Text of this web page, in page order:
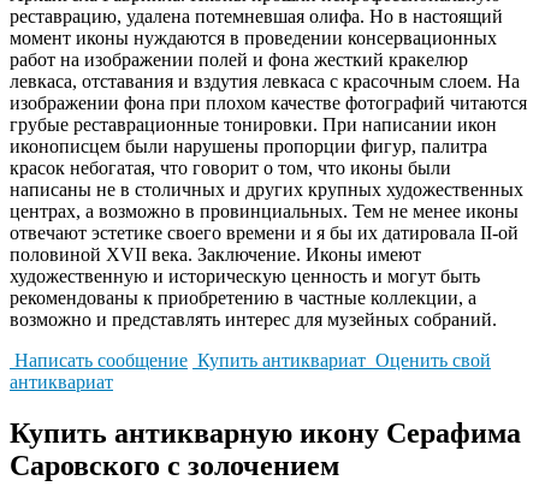
реставрацию, удалена потемневшая олифа. Но в настоящий
момент иконы нуждаются в проведении консервационных
работ на изображении полей и фона жесткий кракелюр
левкаса, отставания и вздутия левкаса с красочным слоем. На
изображении фона при плохом качестве фотографий читаются
грубые реставрационные тонировки. При написании икон
иконописцем были нарушены пропорции фигур, палитра
красок небогатая, что говорит о том, что иконы были
написаны не в столичных и других крупных художественных
центрах, а возможно в провинциальных. Тем не менее иконы
отвечают эстетике своего времени и я бы их датировала II-ой
половиной XVII века. Заключение. Иконы имеют
художественную и историческую ценность и могут быть
рекомендованы к приобретению в частные коллекции, а
возможно и представлять интерес для музейных собраний.
Написать сообщение Купить антиквариат Оценить свой
антиквариат
Купить антикварную икону Серафима
Саровского с золочением